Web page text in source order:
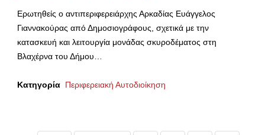
Ερωτηθείς ο αντιπεριφερειάρχης Αρκαδίας Ευάγγελος
Γιαννακούρας από Δημοσιογράφους, σχετικά με την
κατασκευή και λειτουργία μονάδας σκυροδέματος στη
Βλαχέρνα του Δήμου…
Κατηγορία Περιφερειακή Αυτοδιοίκηση